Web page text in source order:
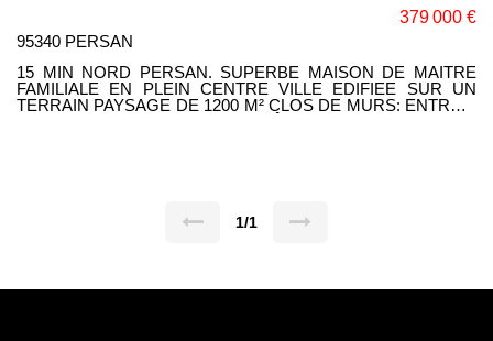
379 000 €
95340 PERSAN
15 MIN NORD PERSAN. SUPERBE MAISON DE MAITRE
FAMILIALE EN PLEIN CENTRE VILLE EDIFIEE SUR UN
TERRAIN PAYSAGE DE 1200 M² CLOS DE MURS: ENTREE,
GARE ACCESSIBLES A PIED, UN BIEN RARE SUR LE
1/1